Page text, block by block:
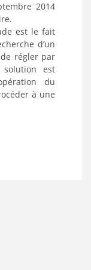
2014
est le fait
d’un
régler par
solution est
du
à une